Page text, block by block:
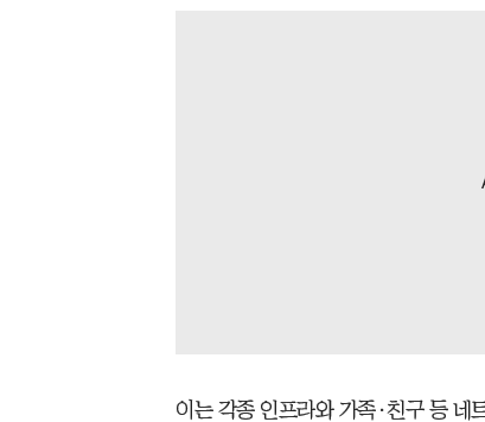
이는 각종 인프라와 가족·친구 등 네